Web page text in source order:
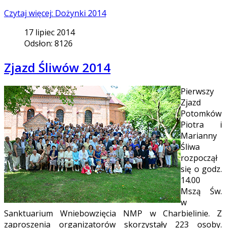
Czytaj więcej: Dożynki 2014
17 lipiec 2014
Odsłon: 8126
Zjazd Śliwów 2014
Pierwszy
Zjazd
Potomków
Piotra i
Marianny
Śliwa
rozpoczął
się o godz.
14.00
Mszą Św.
w
Sanktuarium Wniebowzięcia NMP w Charbielinie. Z
zaproszenia organizatorów skorzystały 223 osoby.